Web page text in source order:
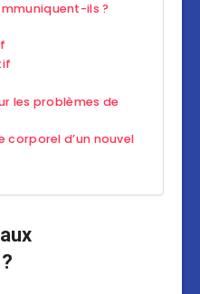
ils ?
les problèmes de
corporel d’un nouvel